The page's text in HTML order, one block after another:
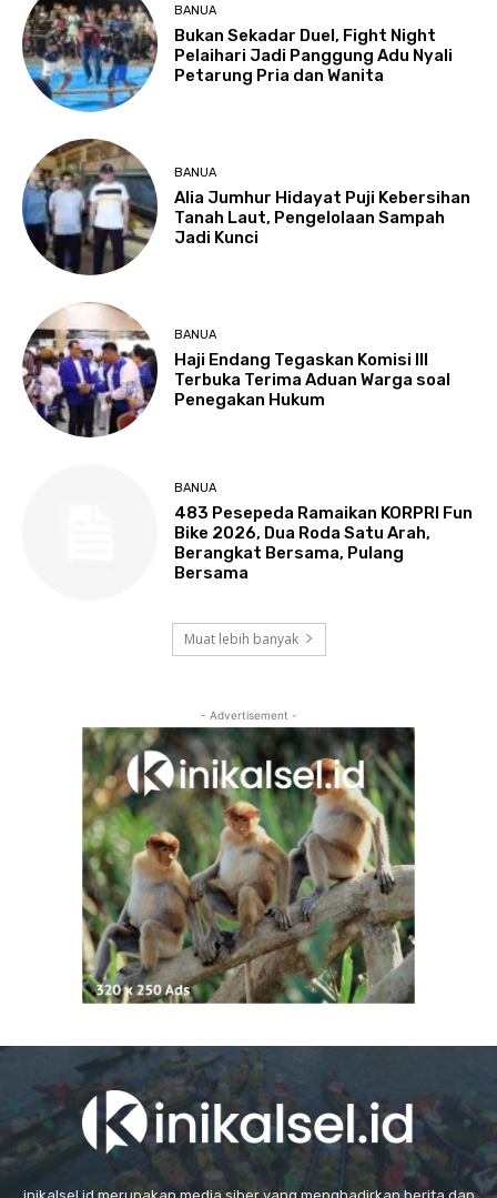
BANUA
Bukan Sekadar Duel, Fight Night
Pelaihari Jadi Panggung Adu Nyali
Petarung Pria dan Wanita
BANUA
Alia Jumhur Hidayat Puji Kebersihan
Tanah Laut, Pengelolaan Sampah
Jadi Kunci
BANUA
Haji Endang Tegaskan Komisi III
Terbuka Terima Aduan Warga soal
Penegakan Hukum
BANUA
483 Pesepeda Ramaikan KORPRI Fun
Bike 2026, Dua Roda Satu Arah,
Berangkat Bersama, Pulang
Bersama
Muat lebih banyak
- Advertisement -